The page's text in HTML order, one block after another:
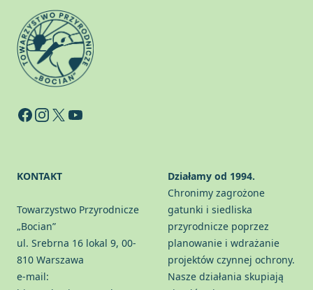
Facebook
Instagram
X YouTube
KONTAKT
Towarzystwo Przyrodnicze
„Bocian”
ul. Srebrna 16 lokal 9, 00-
810 Warszawa
e-mail:
Działamy od 1994.
Chronimy zagrożone
gatunki i siedliska
przyrodnicze poprzez
planowanie i wdrażanie
projektów czynnej ochrony.
Nasze działania skupiają